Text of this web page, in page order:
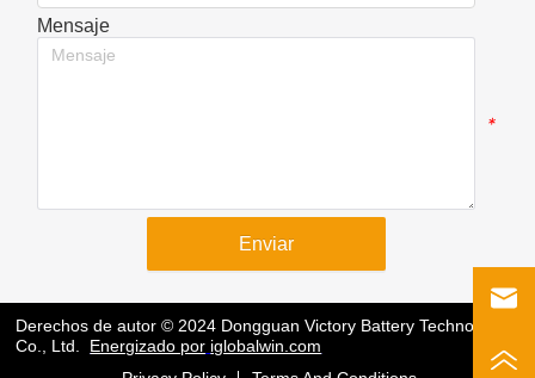
Mensaje
*
Enviar
Derechos de autor © 2024 Dongguan Victory Battery Technology
Co., Ltd.
Energizado por iglobalwin.com